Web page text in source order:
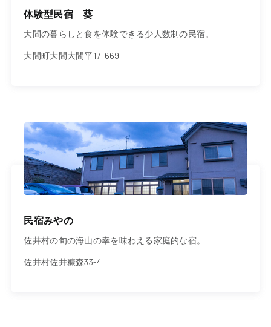
体験型民宿 葵
大間の暮らしと食を体験できる少人数制の民宿。
大間町大間大間平17-669
民宿みやの
佐井村の旬の海山の幸を味わえる家庭的な宿。
佐井村佐井糠森33-4